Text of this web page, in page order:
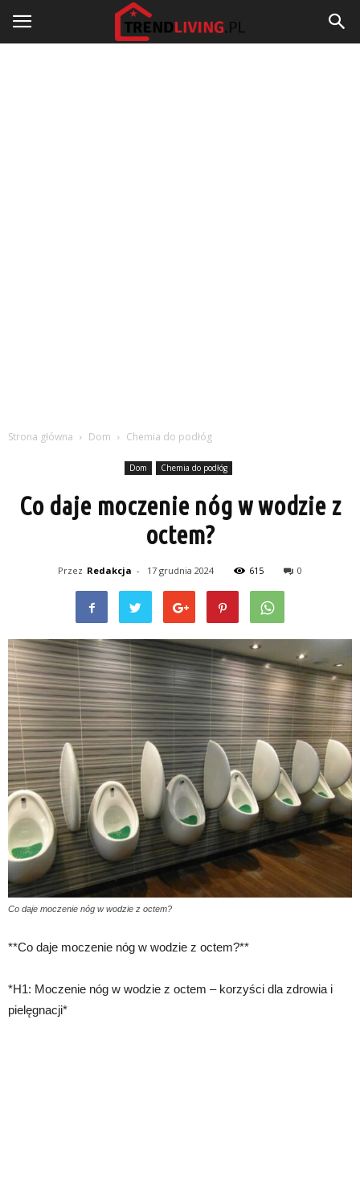
Strona główna Dom Chemia do podłóg
Dom Chemia do podłóg
Co daje moczenie nóg w wodzie z
octem?
Przez Redakcja - 17 grudnia 2024 615 0
Co daje moczenie nóg w wodzie z octem?
**Co daje moczenie nóg w wodzie z octem?**
*H1: Moczenie nóg w wodzie z octem – korzyści dla zdrowia i
pielęgnacji*